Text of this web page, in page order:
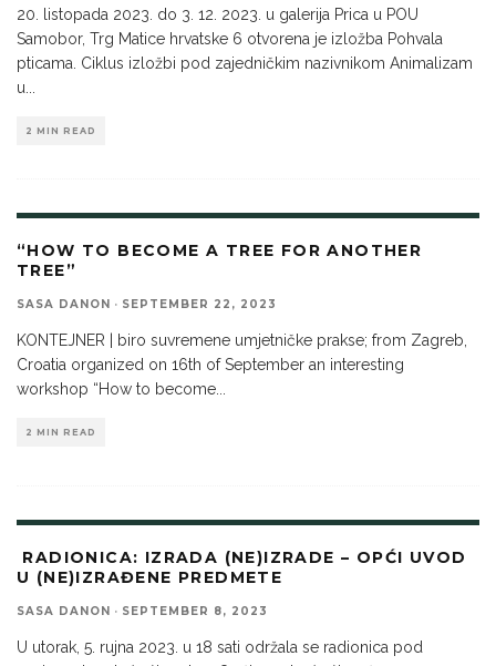
20. listopada 2023. do 3. 12. 2023. u galerija Prica u POU
Samobor, Trg Matice hrvatske 6 otvorena je izložba Pohvala
pticama. Ciklus izložbi pod zajedničkim nazivnikom Animalizam
u
2 MIN READ
“HOW TO BECOME A TREE FOR ANOTHER
TREE”
SASA DANON · SEPTEMBER 22, 2023
KONTEJNER | biro suvremene umjetničke prakse; from Zagreb,
Croatia organized on 16th of September an interesting
workshop “How to become
2 MIN READ
RADIONICA: IZRADA (NE)IZRADE – OPĆI UVOD
U (NE)IZRAĐENE PREDMETE
SASA DANON · SEPTEMBER 8, 2023
U utorak, 5. rujna 2023. u 18 sati održala se radionica pod